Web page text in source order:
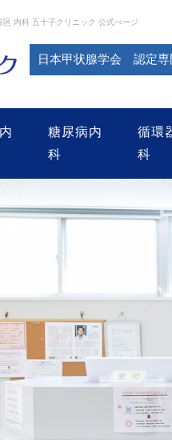
内科 五十子クリニック 公式ぺージ
日本甲状腺学会 認定専
糖尿病内
科
循環
科